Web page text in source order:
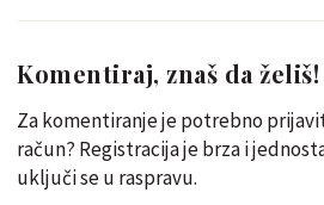
Komentiraj, znaš da želiš!
Za komentiranje je potrebno
račun? Registracija je brza i
uključi se u raspravu.